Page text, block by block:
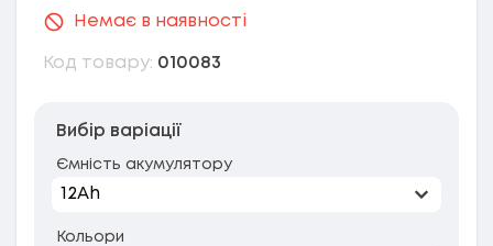
Немає в наявності
Код товару: 010083
Вибір варіації
Ємність акумулятору
Кольори